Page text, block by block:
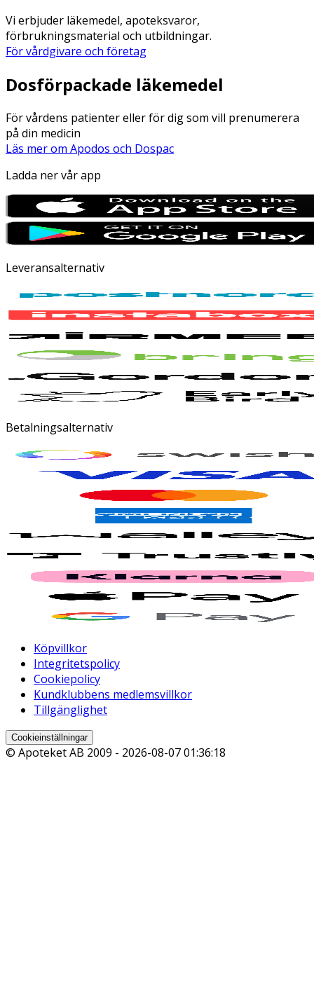
Vi erbjuder läkemedel, apoteksvaror,
förbrukningsmaterial och utbildningar.
För vårdgivare och företag
Dosförpackade läkemedel
För vårdens patienter eller för dig som vill prenumerera
på din medicin
Läs mer om Apodos och Dospac
Ladda ner vår app
Leveransalternativ
Betalningsalternativ
Köpvillkor
Integritetspolicy
Cookiepolicy
Kundklubbens medlemsvillkor
Tillgänglighet
Cookieinställningar
© Apoteket AB 2009 - 2026-08-07 01:36:18